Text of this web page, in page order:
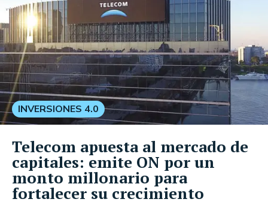
INVERSIONES 4.0
Telecom apuesta al mercado de
capitales: emite ON por un
monto millonario para
fortalecer su crecimiento